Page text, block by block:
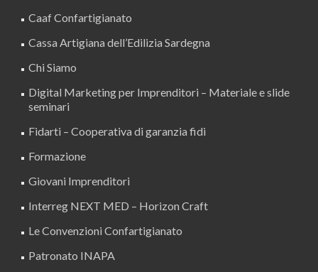
Caaf Confartigianato
Cassa Artigiana dell’Edilizia Sardegna
Chi Siamo
Digital Marketing per Imprenditori – Materiale e slide
seminari
Fidarti – Cooperativa di garanzia fidi
Formazione
Giovani Imprenditori
Interreg NEXT MED – Horizon Craft
Le Convenzioni Confartigianato
Patronato INAPA